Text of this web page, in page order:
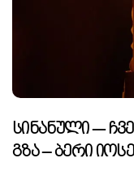
Სინანული —
Გზა – Ბერი